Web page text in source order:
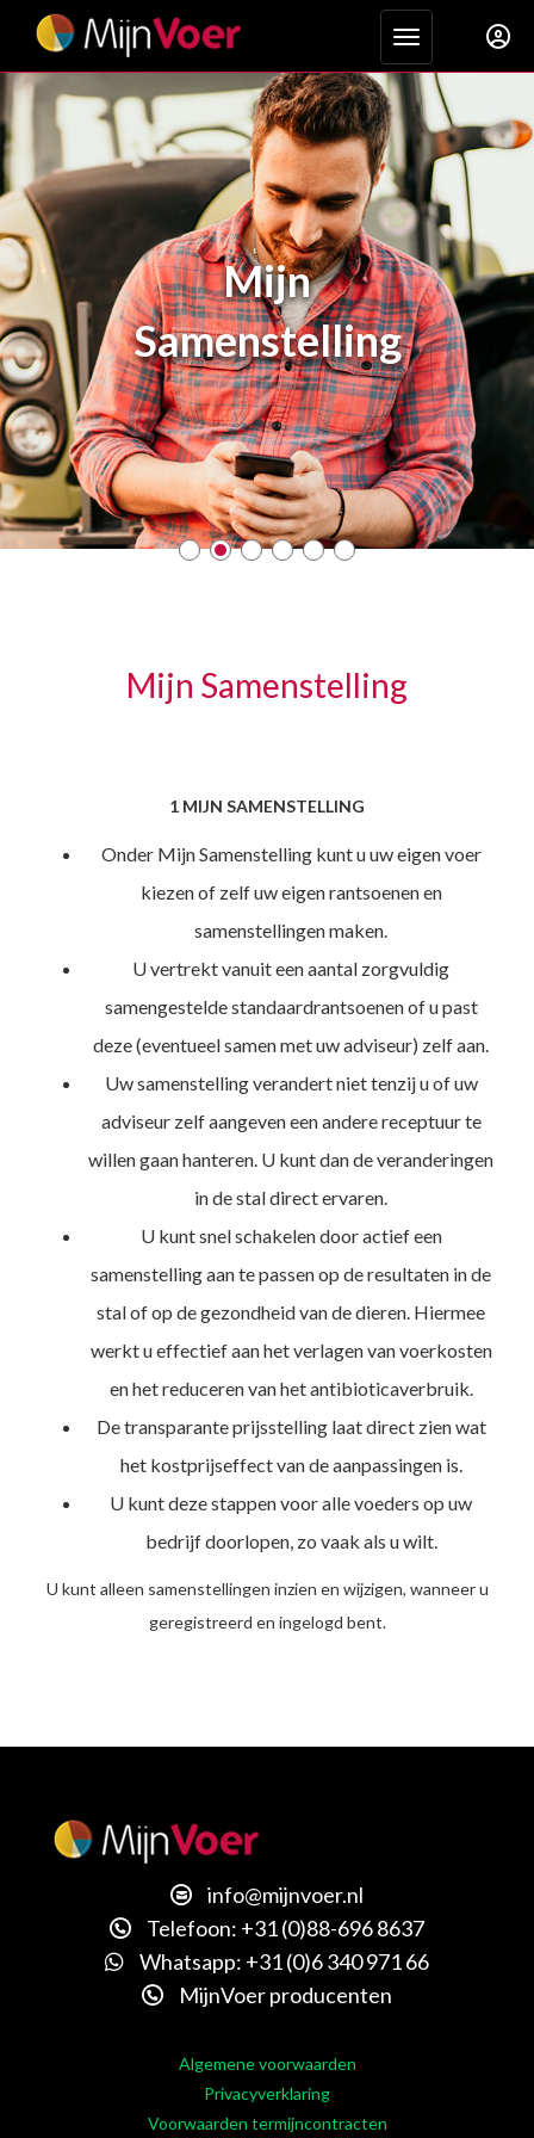
Toggle
Mijn
Samenstelling
Mijn Samenstelling
1 MIJN SAMENSTELLING
Onder Mijn Samenstelling kunt u uw eigen voer
kiezen of zelf uw eigen rantsoenen en
samenstellingen maken.
U vertrekt vanuit een aantal zorgvuldig
samengestelde standaardrantsoenen of u past
deze (eventueel samen met uw adviseur) zelf aan.
Uw samenstelling verandert niet tenzij u of uw
adviseur zelf aangeven een andere receptuur te
willen gaan hanteren. U kunt dan de veranderingen
in de stal direct ervaren.
U kunt snel schakelen door actief een
samenstelling aan te passen op de resultaten in de
stal of op de gezondheid van de dieren. Hiermee
werkt u effectief aan het verlagen van voerkosten
en het reduceren van het antibioticaverbruik.
De transparante prijsstelling laat direct zien wat
het kostprijseffect van de aanpassingen is.
U kunt deze stappen voor alle voeders op uw
bedrijf doorlopen, zo vaak als u wilt.
U kunt alleen samenstellingen inzien en wijzigen, wanneer u
geregistreerd en ingelogd bent.
info@mijnvoer.nl
Telefoon: +31 (0)88-696 8637
Whatsapp: +31 (0)6 340 971 66
MijnVoer producenten
Algemene voorwaarden
Privacyverklaring
Voorwaarden termijncontracten